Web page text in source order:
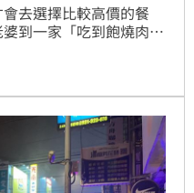
去選擇比較高價的餐
到一家「吃到飽燒肉
」！文章一出，就引